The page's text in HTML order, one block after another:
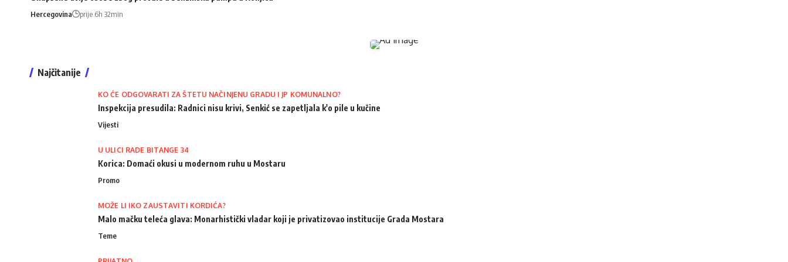
Hercegovina prije 6h 32min
Najčitanije
KO ĆE ODGOVARATI ZA ŠTETU NAČINJENU GRADU I JP KOMUNALNO?
Inspekcija presudila: Radnici nisu krivi, Senkić se zapetljala k'o pile u kučine
Vijesti
U ULICI RADE BITANGE 34
Korica: Domaći okusi u modernom ruhu u Mostaru
Promo
MOŽE LI IKO ZAUSTAVITI KORDIĆA?
Malo mačku teleća glava: Monarhistički vladar koji je privatizovao institucije Grada Mostara
Teme